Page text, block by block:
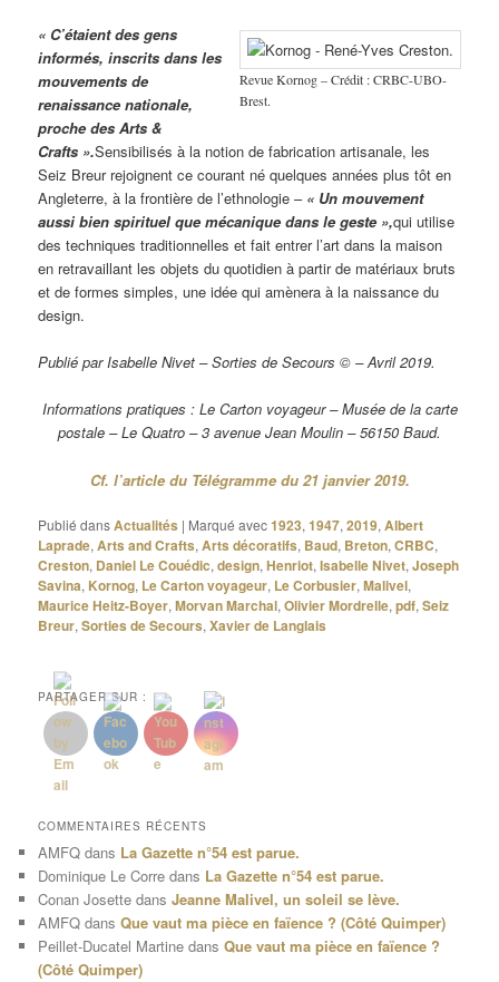
Revue Kornog – Crédit : CRBC-UBO-
Brest.
« C’étaient des gens
informés, inscrits dans les
mouvements de
renaissance nationale,
proche des Arts &
Crafts ».Sensibilisés à la notion de fabrication artisanale, les
Seiz Breur rejoignent ce courant né quelques années plus tôt en
Angleterre, à la frontière de l’ethnologie – « Un mouvement
aussi bien spirituel que mécanique dans le geste »,qui utilise
des techniques traditionnelles et fait entrer l’art dans la maison
en retravaillant les objets du quotidien à partir de matériaux bruts
et de formes simples, une idée qui amènera à la naissance du
design.
Publié par Isabelle Nivet – Sorties de Secours © – Avril 2019.
Informations pratiques : Le Carton voyageur – Musée de la carte
postale – Le Quatro – 3 avenue Jean Moulin – 56150 Baud.
Cf. l’article du Télégramme du 21 janvier 2019.
Publié dansActualités | Marqué avec1923,1947,2019,Albert
Laprade,Arts and Crafts,Arts décoratifs, Baud, Breton,CRBC,
Creston, Daniel Le Couédic,design,Henriot,Isabelle Nivet,Joseph
Savina, Kornog, Le Carton voyageur, Le Corbusier,Malivel,
Maurice Heitz-Boyer,Morvan Marchal,Olivier Mordrelle,pdf,Seiz
Breur,Sorties de Secours,Xavier de Langlais
PARTAGER SUR :
COMMENTAIRES RÉCENTS
AMFQ dans La Gazette n°54 est parue.
Dominique Le Corre dans La Gazette n°54 est parue.
Conan Josette dansJeanne Malivel, un soleil se lève.
AMFQ dansQue vaut ma pièce en faïence ? (Côté Quimper)
Peillet-Ducatel Martine dansQue vaut ma pièce en faïence ?
(Côté Quimper)